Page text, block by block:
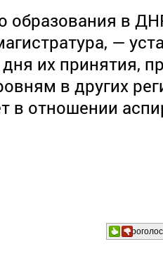
образования в
—
их принятия,
в других
в отношении